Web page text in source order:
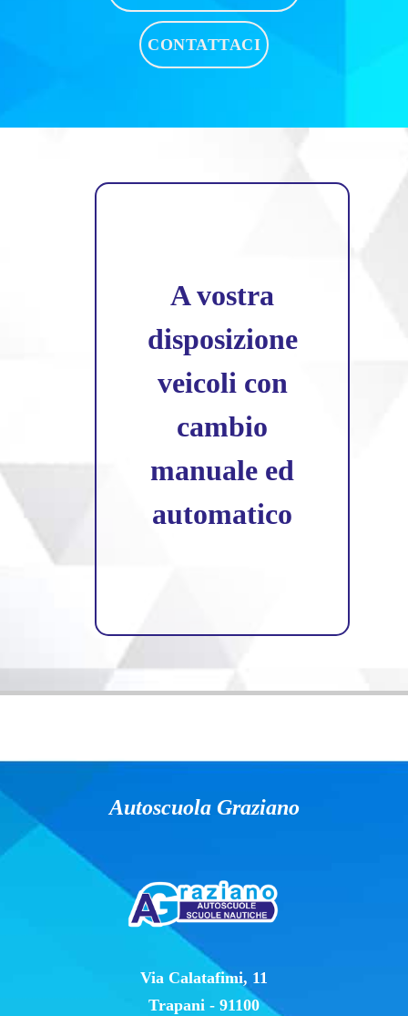
CONTATTACI
A vostra
disposizione
veicoli con
cambio
manuale ed
automatico
Autoscuola Graziano
Via Calatafimi, 11
Trapani - 91100